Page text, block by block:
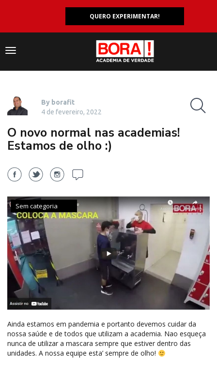
QUERO EXPERIMENTAR!
Navegação
By borafit
4 de fevereiro, 2022
O novo normal nas academias!
Estamos de olho :)
Sem categoria
Ainda estamos em pandemia e portanto devemos cuidar da
nossa saúde e de todos que utilizam a academia. Nao esqueça
nunca de utilizar a mascara sempre que estiver dentro das
unidades. A nossa equipe esta’ sempre de olho!